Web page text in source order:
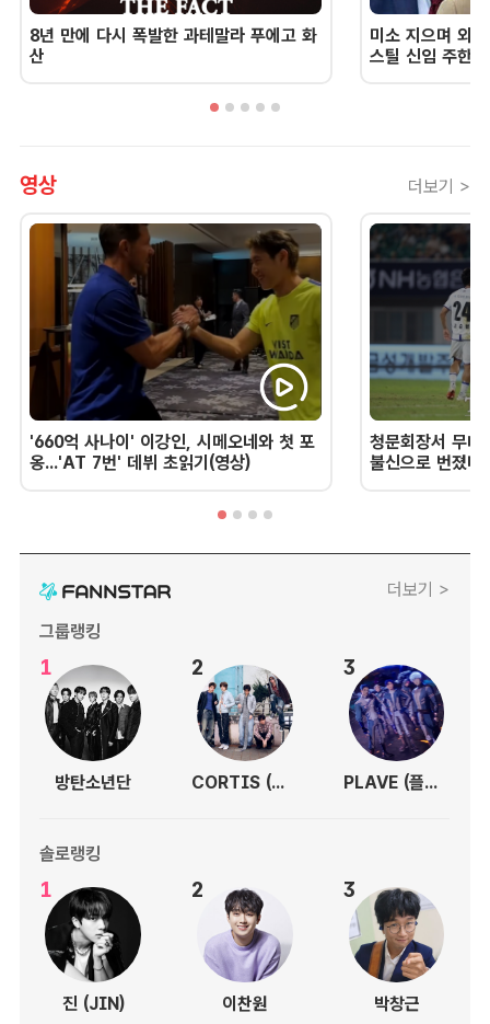
8년 만에 다시 폭발한 과테말라 푸에고 화
산
미소 지으며 외
스틸 신임 주한
영상 더보기 >
'660억 사나이' 이강인, 시메오네와 첫 포
옹...'AT 7번' 데뷔 초읽기(영상)
청문회장서 무너
불신으로 번졌
더보기 >
그룹랭킹
1
방탄소년단
2
CORTIS (코르티스)
3
PLAVE (플레이브)
솔로랭킹
1
진 (JIN)
2
이찬원
3
박창근